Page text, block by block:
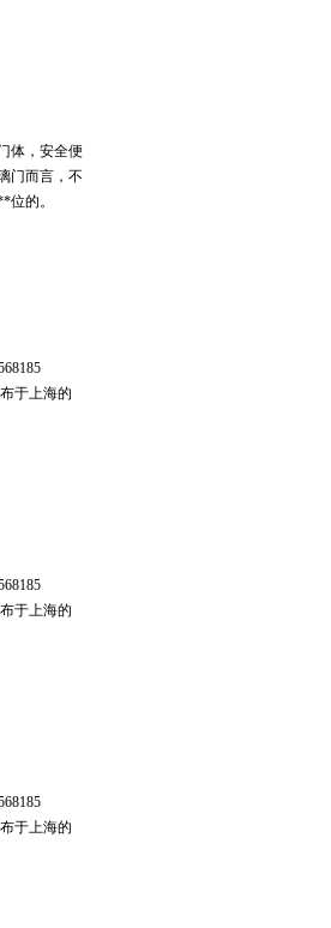
体，安全便
门而言，不
的。
于上海的
于上海的
于上海的